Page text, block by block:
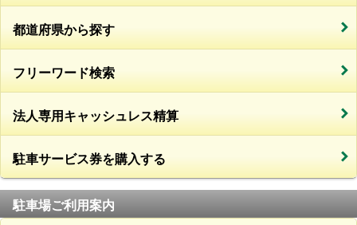
都道府県から探す
フリーワード検索
法人専用キャッシュレス精算
駐車サービス券を購入する
駐車場ご利用案内